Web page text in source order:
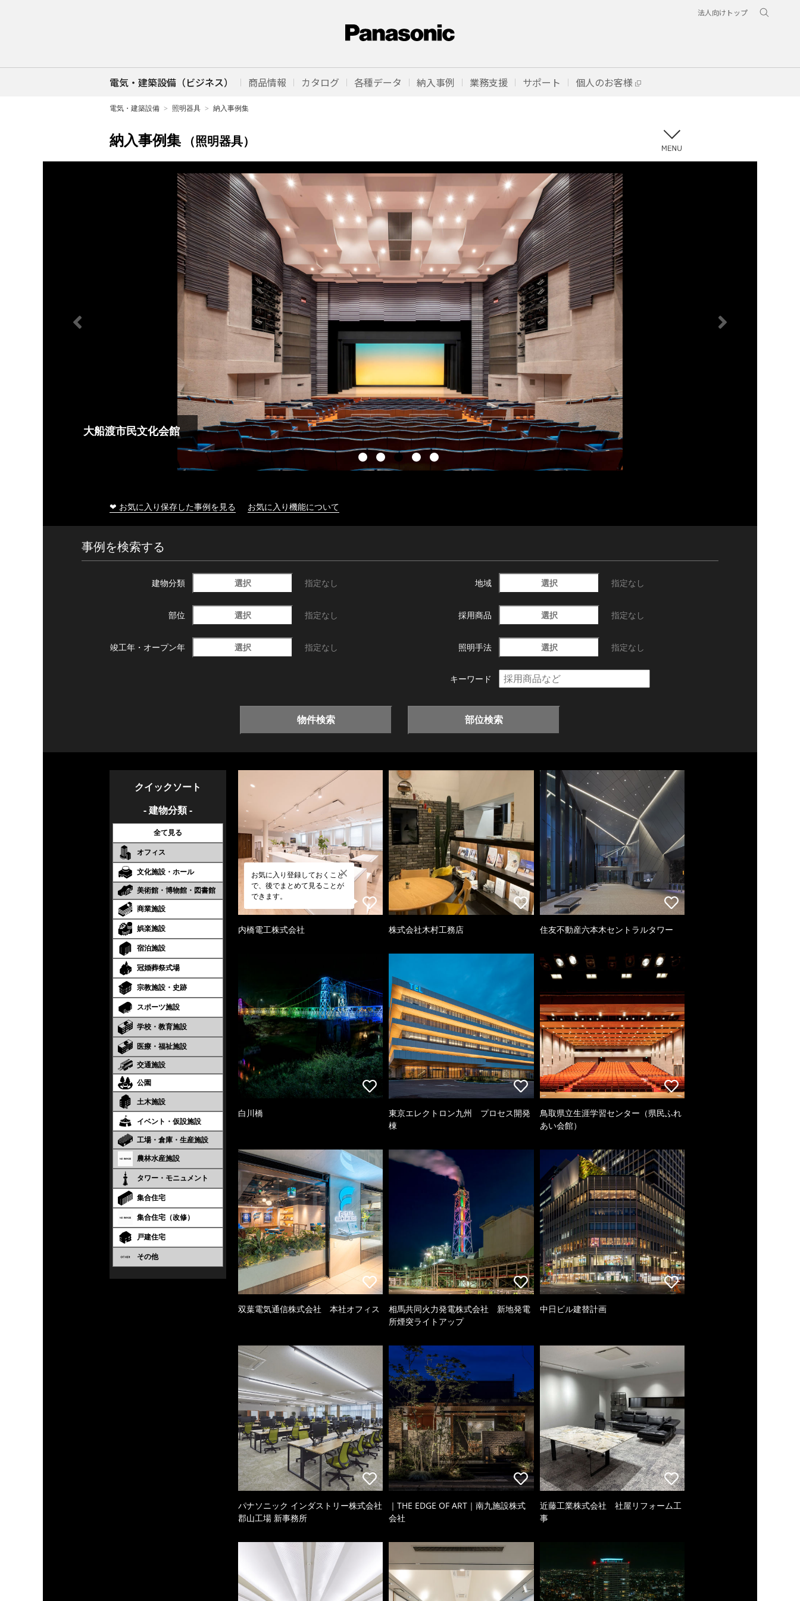
法人向けトップ
電気・建築設備（ビジネス） 商品情報 カタログ 各種データ 納入事例 業務支援 サポート 個人のお客様
電気・建築設備 照明器具 納入事例集
納入事例集 （照明器具）
大船渡市民文化会館
❤ お気に入り保存した事例を見る お気に入り機能について
事例を検索する
建物分類 選択 指定なし 地域 選択 指定なし
部位 選択 指定なし 採用商品 選択 指定なし
竣工年・ オープン年 選択 指定なし 照明手法 選択 指定なし
キーワード
物件検索 部位検索
クイックソート
- 建物分類 -
全て見る
オフィス
文化施設・ホール
美術館・博物館・図書館
商業施設
娯楽施設
宿泊施設
冠婚葬祭式場
宗教施設・史跡
スポーツ施設
学校・教育施設
医療・福祉施設
交通施設
公園
土木施設
イベント・仮設施設
工場・倉庫・生産施設
農林水産施設
タワー・モニュメント
集合住宅
集合住宅（改修）
戸建住宅
その他
お気に入り登録しておくこと
で、後でまとめて見ることが
できます。
内橋電工株式会社 株式会社木村工務店 住友不動産六本木セントラルタワー
白川橋
東京エレクトロン九州 プロセス開発
棟
鳥取県立生涯学習センター（県民ふれ
あい会館）
双葉電気通信株式会社 本社オフィス
相馬共同火力発電株式会社 新地発電
所煙突ライトアップ
中日ビル建替計画
パナソニック インダストリー株式会社
郡山工場 新事務所
｜THE EDGE OF ART｜南九施設株式
会社
近藤工業株式会社 社屋リフォーム工
事